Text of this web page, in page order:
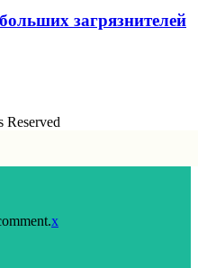
загрязнителей
x